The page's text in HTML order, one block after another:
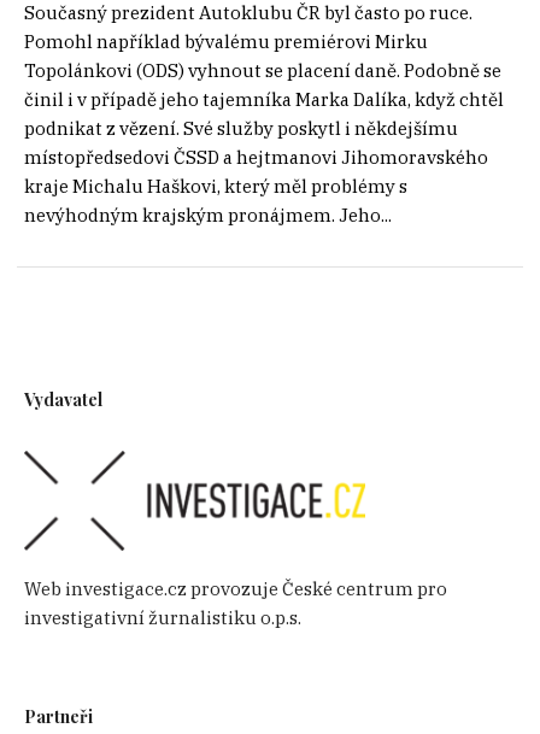
Současný prezident Autoklubu ČR byl často po ruce.
Pomohl například bývalému premiérovi Mirku
Topolánkovi (ODS) vyhnout se placení daně. Podobně se
činil i v případě jeho tajemníka Marka Dalíka, když chtěl
podnikat z vězení. Své služby poskytl i někdejšímu
místopředsedovi ČSSD a hejtmanovi Jihomoravského
kraje Michalu Haškovi, který měl problémy s
nevýhodným krajským pronájmem. Jeho...
Vydavatel
Web investigace.cz provozuje České centrum pro
investigativní žurnalistiku o.p.s.
Partneři